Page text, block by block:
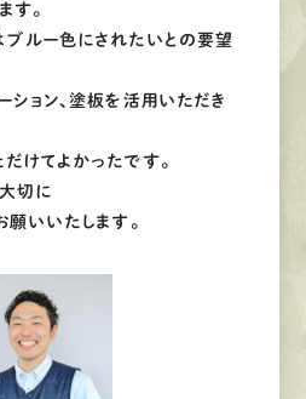
す。
ルー色にされたいとの要望
ション、塗板を活用いただき
けてよかったです。
切に
願いいたします。